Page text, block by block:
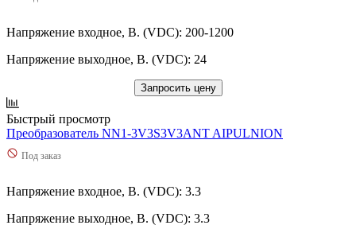
Напряжение входное, В. (VDC): 200-1200
Напряжение выходное, В. (VDC): 24
Запросить цену
Быстрый просмотр
Преобразователь NN1-3V3S3V3ANT AIPULNION
Под заказ
Напряжение входное, В. (VDC): 3.3
Напряжение выходное, В. (VDC): 3.3